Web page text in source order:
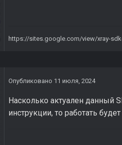
https://sites.google.com/view/xray-
Опубликовано 11 июля, 2024
Насколько актуален данный
инструкции, то работать